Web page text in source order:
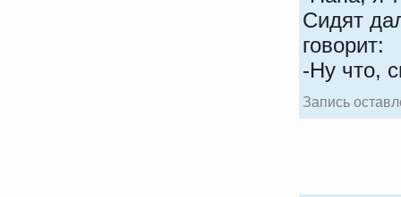
Сидят
говорит:
-Ну что,
Запись